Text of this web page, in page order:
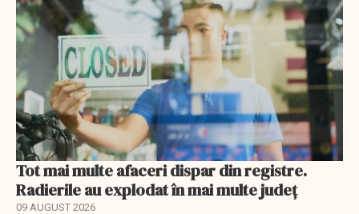
Tot mai multe afaceri dispar din registre.
Radierile au explodat în mai multe județ
09 AUGUST 2026